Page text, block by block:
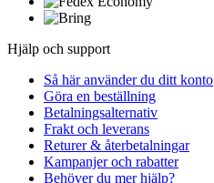
Hjälp och support
Så här använder du ditt konto
Göra en beställning
Betalningsalternativ
Frakt och leverans
Returer & återbetalningar
Kampanjer och rabatter
Behöver du mer hjälp?